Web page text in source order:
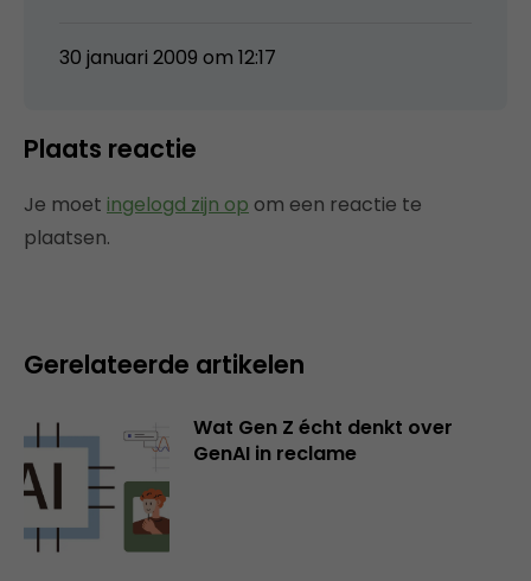
30 januari 2009 om 12:17
Plaats reactie
Je moet ingelogd zijn op om een reactie te
plaatsen.
Gerelateerde artikelen
Wat Gen Z écht denkt over
GenAI in reclame